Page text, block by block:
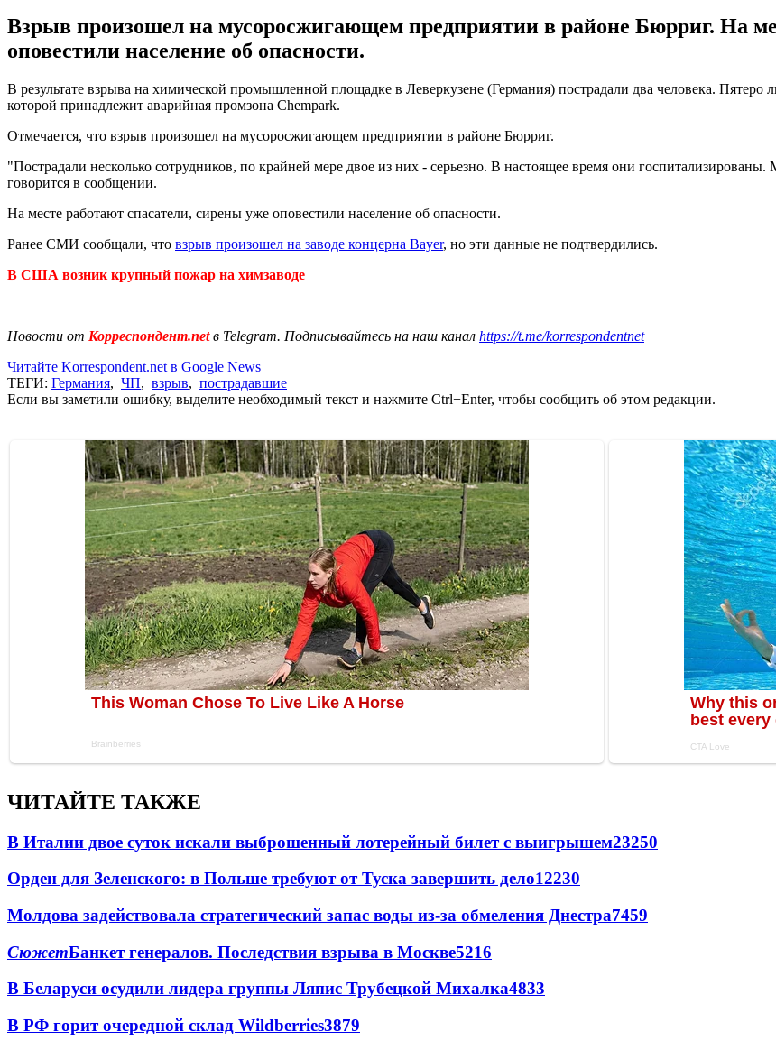
Взрыв произошел на мусоросжигающем предприятии в районе Бюрриг. На
оповестили население об опасности.
В результате взрыва на химической промышленной площадке в Леверкузене (Германия) пострадали два человека. Пятеро
которой принадлежит аварийная промзона Chempark.
Отмечается, что взрыв произошел на мусоросжигающем предприятии в районе Бюрриг.
"Пострадали несколько сотрудников, по крайней мере двое из них - серьезно. В настоящее время они
говорится в сообщении.
На месте работают спасатели, сирены уже оповестили население об опасности.
Ранее СМИ сообщали, что взрыв произошел на заводе концерна Bayer, но эти данные не подтвердились.
В США возник крупный пожар на химзаводе
Новости от Корреспондент.netв Telegram. Подписывайтесь на наш канал https://t.me/korrespondentnet
Читайте Korrespondent.net в Google News
ТЕГИ: Германия, ЧП, взрыв, пострадавшие
Если вы заметили ошибку, выделите необходимый текст и нажмите Ctrl+Enter, чтобы сообщить об этом редакции.
ЧИТАЙТЕ ТАКЖЕ
В Италии двое суток искали выброшенный лотерейный билет с выигрышем23250
Орден для Зеленского: в Польше требуют от Туска завершить дело12230
Молдова задействовала стратегический запас воды из-за обмеления Днестра7459
СюжетБанкет генералов. Последствия взрыва в Москве5216
В Беларуси осудили лидера группы Ляпис Трубецкой Михалка4833
В РФ горит очередной склад Wildberries3879